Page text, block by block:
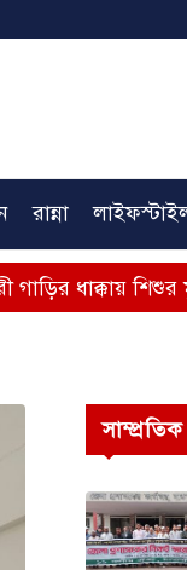
রান্না
শিশুর মৃত্যু